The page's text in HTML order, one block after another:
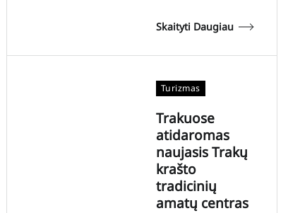
Skaityti Daugiau
Turizmas
Trakuose
atidaromas
naujasis Trakų
krašto
tradicinių
amatų centras